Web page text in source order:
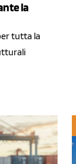
la
tutta la